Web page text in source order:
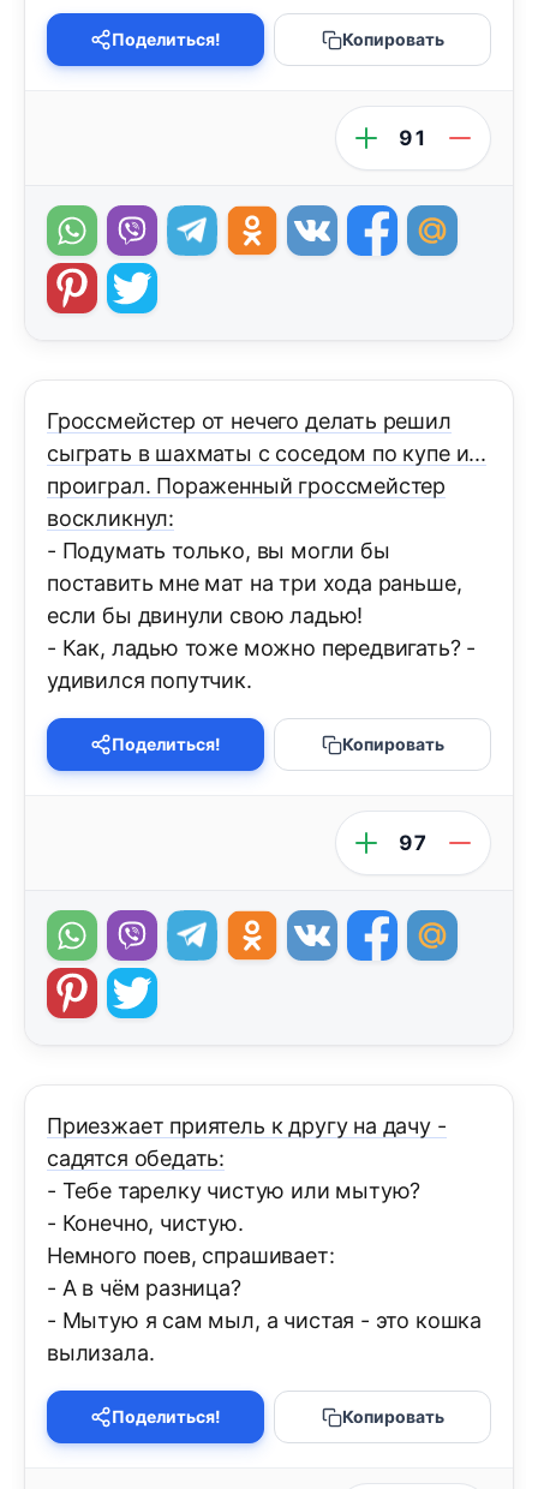
Поделиться! Копировать
91
Гроссмейстер от нечего делать решил
сыграть в шахматы с соседом по купе и...
проиграл. Пораженный гроссмейстер
воскликнул:
- Подумать только, вы могли бы
поставить мне мат на три хода раньше,
если бы двинули свою ладью!
- Как, ладью тоже можно передвигать? -
удивился попутчик.
Поделиться! Копировать
97
Приезжает приятель к другу на дачу -
садятся обедать:
- Тебе тарелку чистую или мытую?
- Конечно, чистую.
Немного поев, спрашивает:
- А в чём разница?
- Мытую я сам мыл, а чистая - это кошка
вылизала.
Поделиться! Копировать